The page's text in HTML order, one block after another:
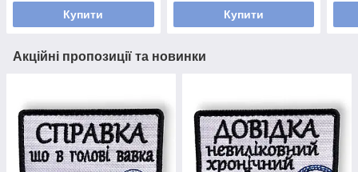
Купити Купити
Акційні пропозиції та новинки